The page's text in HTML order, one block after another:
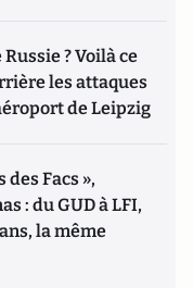
? Voilà ce
les attaques
de Leipzig
des Facs »,
: du GUD à LFI,
la même